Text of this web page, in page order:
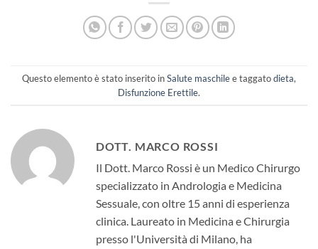
Questo elemento è stato inserito inSalute maschilee taggatodieta,
Disfunzione Erettile.
DOTT. MARCO ROSSI
Il Dott. Marco Rossi è un Medico Chirurgo
specializzato in Andrologia e Medicina
Sessuale, con oltre 15 anni di esperienza
clinica. Laureato in Medicina e Chirurgia
presso l'Università di Milano, ha